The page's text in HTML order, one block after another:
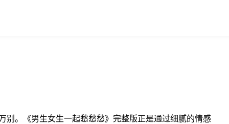
别。《男生女生一起愁愁愁》完整版正是通过细腻的情感